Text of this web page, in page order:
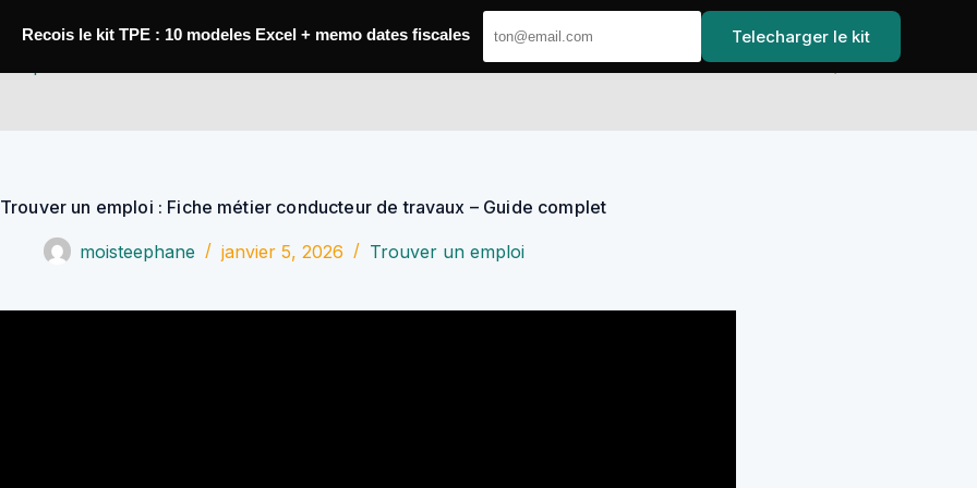
Trouver un emploi : Fiche métier conducteur de travaux – Guide complet
moisteephane janvier 5, 2026 Trouver un emploi
Recois le kit TPE : 10 modeles Excel + memo dates fiscales Telecharger le kit